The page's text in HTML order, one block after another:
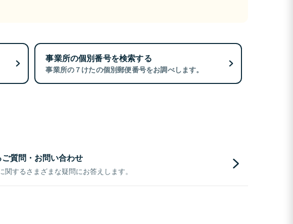
事業所の個別番号を検索する
事業所の７けたの個別郵便番号をお調べします。
ご質問・お問い合わせ
関するさまざまな疑問にお答えします。